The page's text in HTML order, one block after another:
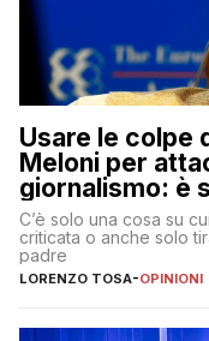
Usare le colpe
Meloni per
giornalismo: è
Dimostriamo
C’è solo una cosa su
criticata o anche solo
padre
LORENZO TOSA-OPINIONI